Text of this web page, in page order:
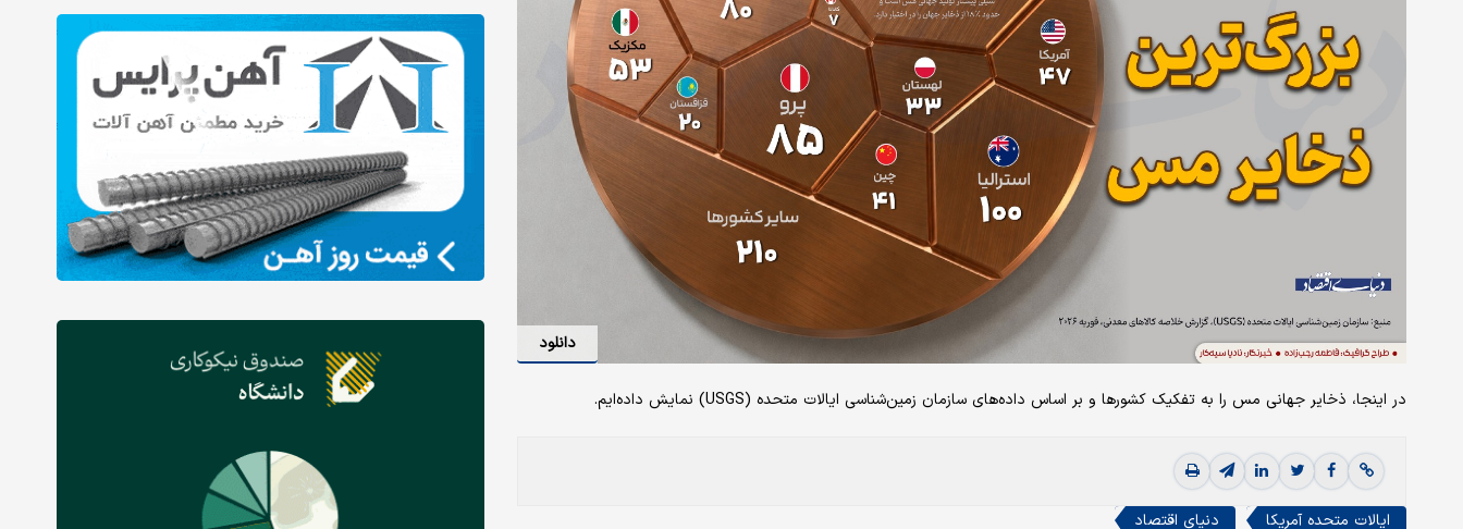
دانلود
در اینجا، ذخایر جهانی مس را به تفکیک کشورها و بر اساس داده‌های سازمان زمین‌شناسی ایالات متحده (USGS) نمایش داده‌ایم.
ایالات متحده آمریکا دنیای اقتصاد